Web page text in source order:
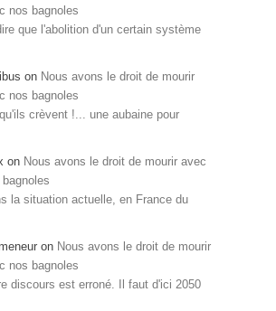
nos bagnoles
que l'abolition d'un certain système
on Nous avons le droit de mourir
nos bagnoles
crèvent !... une aubaine pour
on Nous avons le droit de mourir avec
bagnoles
la situation actuelle, en France du
on Nous avons le droit de mourir
nos bagnoles
discours est erroné. Il faut d'ici 2050